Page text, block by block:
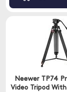
Neewer TP74
Video Tripod